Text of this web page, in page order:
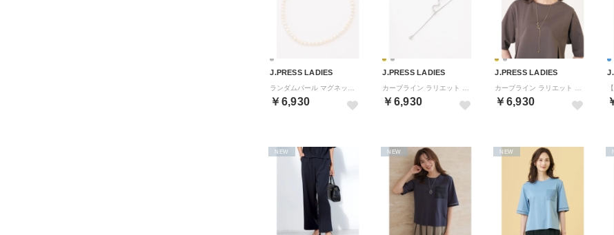
J.PRESS LADIES
￥6,930
J.PRESS LADIES
￥6,930
J.PRESS LADIES
￥6,930
NEW NEW NEW